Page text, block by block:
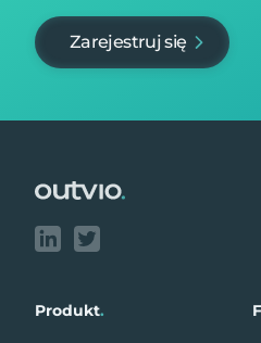
Zarejestruj się
Produkt.